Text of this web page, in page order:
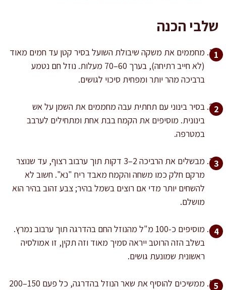
שלבי הכנה
מחממים את משקה שיבולת השועל בסיר קטן עד חמים מאוד
(לא חייב רתיחה), בערך 60–70 מעלות. נוזל חם נטמע
ברביכה מהר יותר ומפחית סיכוי לגושים.
בסיר בינוני עם תחתית עבה מחממים את השמן על אש
בינונית. מוסיפים את הקמח בבת אחת ומתחילים לערבב
במטרפה.
מבשלים את הרביכה 2–3 דקות תוך ערבוב רצוף, עד שנוצר
מרקם חלק כמו משחה והקמח מאבד ריח "נא". חשוב לא
להשחים יותר מדי אם רוצים בשמל בהיר; צבע זהוב בהיר הוא
מושלם.
מוסיפים כ-100 מ"ל מהנוזל החם בהדרגה תוך ערבוב נמרץ.
בשלב הזה הרוטב ייראה סמיך מאוד וזה תקין, זו אמולסיה
ראשונית שמונעת גושים.
ממשיכים להוסיף את שאר הנוזל בהדרגה, כל פעם 150–200